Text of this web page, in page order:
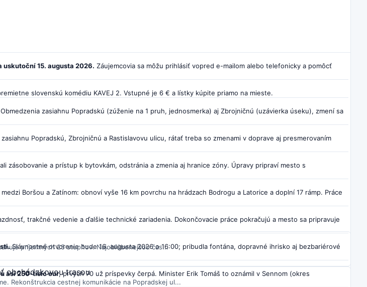
15. augusta 2026. Záujemcovia sa môžu prihlásiť vopred e-mailom alebo telefonicky a pomôcť
slovenskú komédiu KAVEJ 2. Vstupné je 6 € a lístky kúpite priamo na mieste.
zasiahnu Popradskú (zúženie na 1 pruh, jednosmerka) aj Zbrojničnú (uzávierka úseku), zmení sa
Popradskú, Zbrojničnú a Rastislavovu ulicu, rátať treba so zmenami v doprave aj presmerovaním
zásobovanie a prístup k bytovkám, odstránia a zmenia aj hranice zóny. Úpravy pripraví mesto s
Boršou a Zatínom: obnoví vyše 16 km povrchu na hrádzach Bodrogu a Latorice a doplní 17 rámp. Práce
trakčné vedenie a ďalšie technické zariadenia. Dokončovacie práce pokračujú a mesto sa pripravuje
Slávnostné otvorenie bude 16. augusta 2026 o 16:00; pribudla fontána, dopravné ihrisko aj bezbariérové
asi 250-tisíc eur, prvých 70 už príspevky čerpá. Minister Erik Tomáš to oznámil v Sennom (okres
príjemných 25 stupňov. Najobľúbenejšou čas...
obchádzkovou trasou
Rekonštrukcia cestnej komunikácie na Popradskej ul...